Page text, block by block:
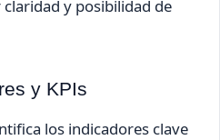
y posibilidad de
y KPIs
los indicadores clave